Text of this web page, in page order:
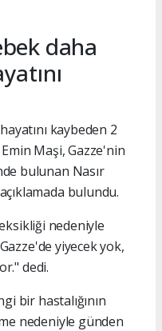
daha
kaybeden 2
Maşi, Gazze'nin
bulunan Nasır
bulundu.
eksikliği nedeniyle
yiyecek yok,
dedi.
bir hastalığının
nedeniyle günden